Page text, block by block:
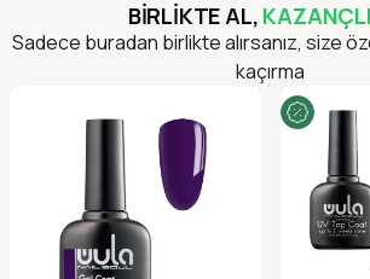
BİRLİKTE AL,
Sadece buradan birlikte alırsanız, size
kaçırma